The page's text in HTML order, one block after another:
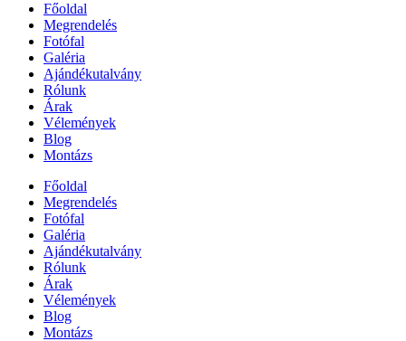
Főoldal
Megrendelés
Fotófal
Galéria
Ajándékutalvány
Rólunk
Árak
Vélemények
Blog
Montázs
Főoldal
Megrendelés
Fotófal
Galéria
Ajándékutalvány
Rólunk
Árak
Vélemények
Blog
Montázs